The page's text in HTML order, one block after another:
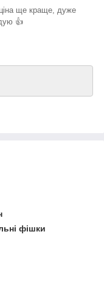
ще краще, дуже
👍
фішки